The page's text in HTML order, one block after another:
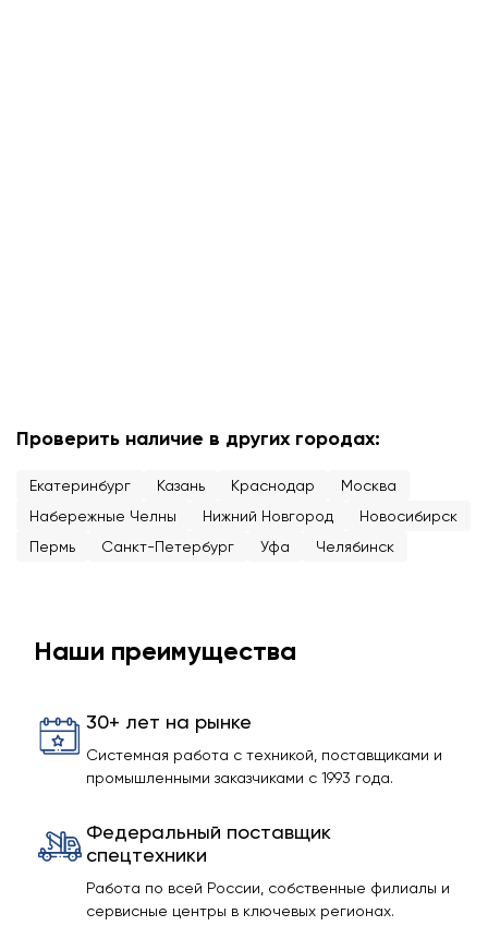
Проверить наличие в других городах:
Екатеринбург Казань Краснодар
Москва
Набережные Челны
Нижний Новгород
Новосибирск
Пермь
Санкт-Петербург Уфа Челябинск
Наши преимущества
30+ лет на рынке
Системная работа с техникой, поставщиками и
промышленными заказчиками с 1993 года.
Федеральный поставщик
спецтехники
Работа по всей России, собственные филиалы и
сервисные центры в ключевых регионах.